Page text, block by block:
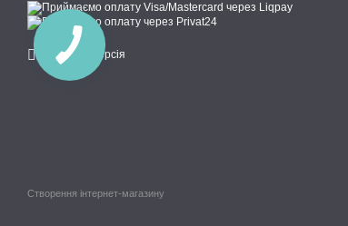
Мобільна версія
Створення інтернет-магазину